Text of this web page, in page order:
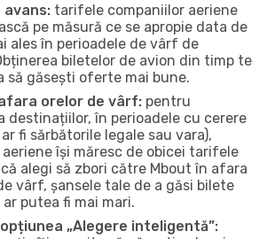
avans: tarifele companiilor aeriene
pe măsură ce se apropie data de
ales în perioadele de vârf de
biletelor de avion din timp te
să găsești oferte mai bune.
orelor de vârf: pentru
destinațiilor, în perioadele cu cerere
fi sărbătorile legale sau vara),
își măresc de obicei tarifele
alegi să zbori către Mbout în afara
vârf, șansele tale de a găsi bilete
putea fi mai mari.
„Alegere inteligentă”: